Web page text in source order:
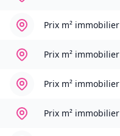
Prix m² immobilier
Prix m² immobilier
Prix m² immobilier
Prix m² immobilier